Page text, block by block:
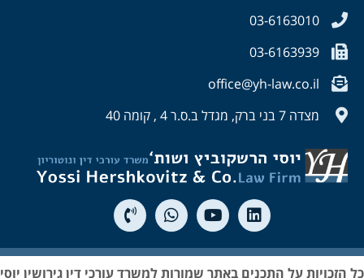
03-6163010
03-6163939
office@yh-law.co.il
מצדה 7 בני ברק, מגדל ב.ס.ר 4 , קומה 40
הזכויות על התכנים באתר שמורות למשרד עורכי דין גירושין יוסי